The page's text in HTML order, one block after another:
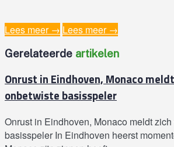
Lees meer → Lees meer →
Gerelateerde‎ artikelen‎
Onrust in Eindhoven, Monaco
onbetwiste basisspeler
Onrust in Eindhoven, Monaco meldt
basisspeler In Eindhoven heerst